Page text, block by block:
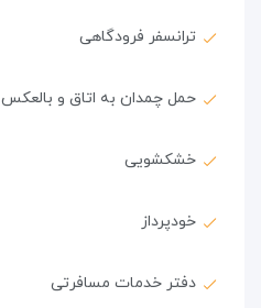
ترانسفر فرودگاهی
حمل چمدان به اتاق و بالعکس
خشکشویی
خودپرداز
دفتر خدمات مسافرتی